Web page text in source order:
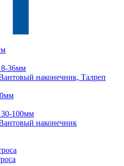
36мм
наконечник, Талреп
100мм
наконечник